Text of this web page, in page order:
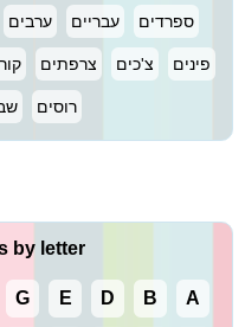
ספרדים עבריים ערבים
פינים צ'כים צרפתים
רוסים
by letter
A
B
D
E
G